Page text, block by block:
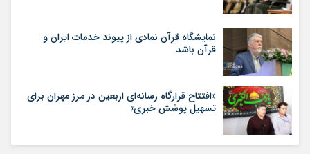
نمایشگاه قرآن نمادی از پیوند خدمات ایران و
قرآن باشد
«افتتاح قرارگاه رسانه‌ای اربعین در مرز مهران برای
تسهیل پوشش خبری»